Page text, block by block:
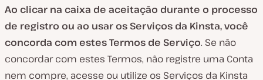
Ao clicar na caixa de aceitação durante o processo
de registro ou ao usar os Serviços da Kinsta, você
concorda com estes Termos de Serviço. Se não
concordar com estes Termos, não registre uma Conta
nem compre, acesse ou utilize os Serviços da Kinsta